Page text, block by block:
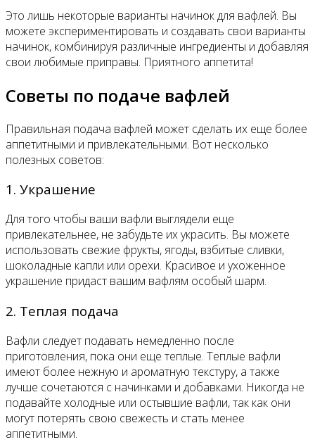
Это лишь некоторые варианты начинок для вафлей. Вы
можете экспериментировать и создавать свои варианты
начинок, комбинируя различные ингредиенты и добавляя
свои любимые приправы. Приятного аппетита!
Советы по подаче вафлей
Правильная подача вафлей может сделать их еще более
аппетитными и привлекательными. Вот несколько
полезных советов:
1. Украшение
Для того чтобы ваши вафли выглядели еще
привлекательнее, не забудьте их украсить. Вы можете
использовать свежие фрукты, ягоды, взбитые сливки,
шоколадные капли или орехи. Красивое и ухоженное
украшение придаст вашим вафлям особый шарм.
2. Теплая подача
Вафли следует подавать немедленно после
приготовления, пока они еще теплые. Теплые вафли
имеют более нежную и ароматную текстуру, а также
лучше сочетаются с начинками и добавками. Никогда не
подавайте холодные или остывшие вафли, так как они
могут потерять свою свежесть и стать менее
аппетитными.